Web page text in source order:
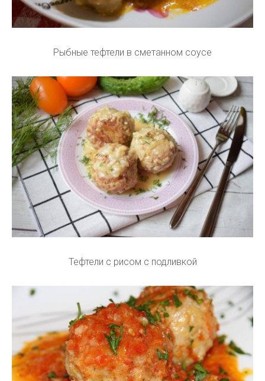
Рыбные тефтели в сметанном соусе
Тефтели с рисом с подливкой